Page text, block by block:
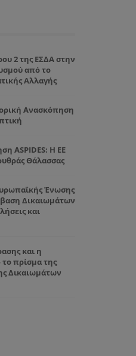
2 της ΕΣΔΑ στην
από το
Αλλαγής
Ανασκόπηση
ASPIDES: Η ΕΕ
Θάλασσας
Ένωσης
Δικαιωμάτων
και
και η
πρίσμα της
Δικαιωμάτων